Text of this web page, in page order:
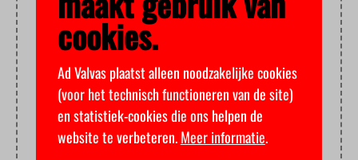
cookies.
Ad Valvas plaatst alleen noodzakelijke cookies
(voor het technisch functioneren van de site)
en statistiek-cookies die ons helpen de
website te verbeteren.Meer informatie.